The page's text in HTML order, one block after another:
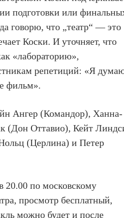
подготовки или
говорю, что „театр“ — это
Коски. И уточняет, что
«лабораторию»,
репетиций: «Я
фильм».
Ангер (Командор), Ханна-
(Дон Оттавио), Кейт
(Церлина) и Петер
20.00 по московскому
просмотр бесплатный,
можно будет и после